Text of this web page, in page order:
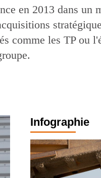
en 2013 dans un
comme les TP ou
Infographie